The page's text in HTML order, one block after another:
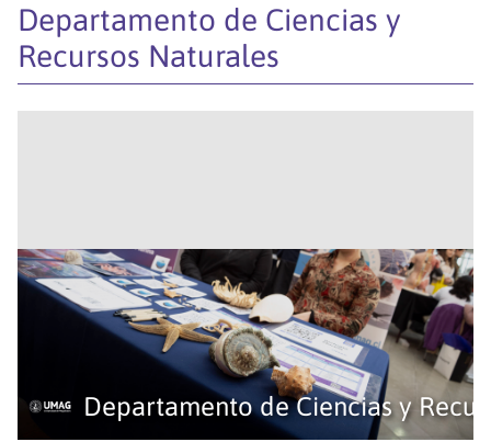
Departamento de Ciencias y
Recursos Naturales
Departamento de Ciencias y